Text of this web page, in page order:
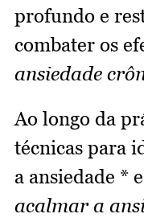
profundo e
combater os
ansiedade
Ao longo da
técnicas para
a ansiedade *
acalmar a